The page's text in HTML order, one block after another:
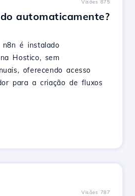
Visões 875
automaticamente?
n8n é instalado
Hostico, sem
oferecendo acesso
para a criação de fluxos
Visões 787